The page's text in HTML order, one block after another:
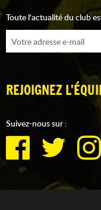
Toute l'actualité du club
REJOIGNEZ
Suivez-nous sur :